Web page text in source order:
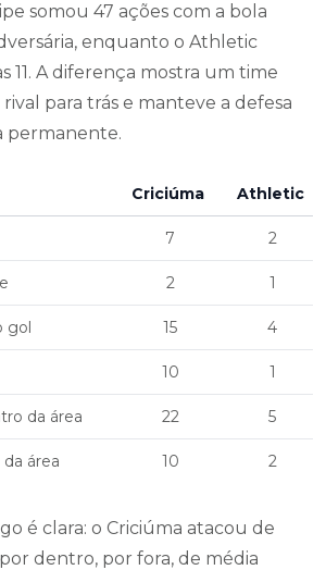
somou 47 ações com a bola
enquanto o Athletic
11. A diferença mostra um time
para trás e manteve a defesa
permanente.
Criciúma Athletic
7 2
2 1
gol 15 4
10 1
da área 22 5
área 10 2
é clara: o Criciúma atacou de
dentro, por fora, de média